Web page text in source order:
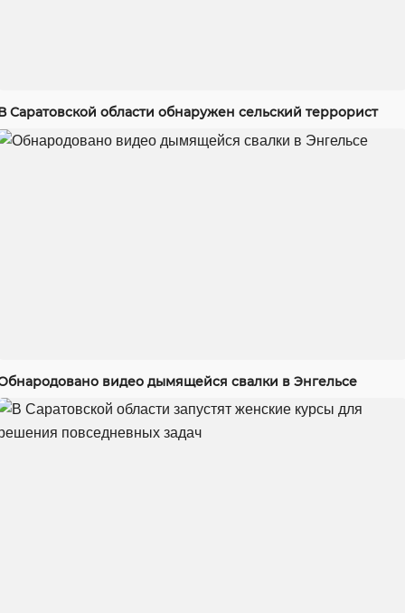
Саратовской области обнаружен сельский террорист
видео дымящейся свалки в Энгельсе